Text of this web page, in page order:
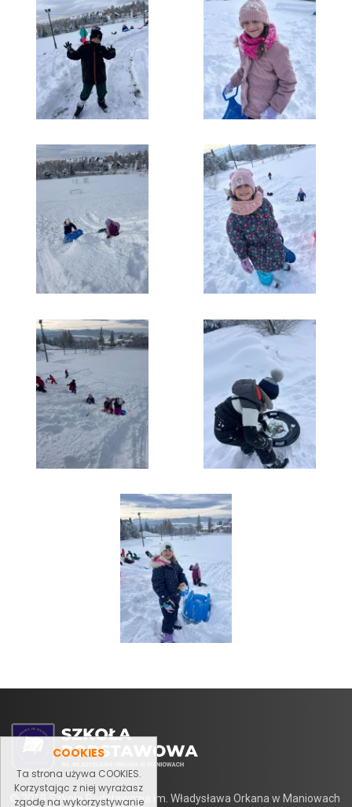
COOKIES
Ta strona używa COOKIES.
Korzystając z niej wyrażasz
zgodę na wykorzystywanie
© 2019 Szkoła Podstawowa im. Władysława Orkana w Maniowach